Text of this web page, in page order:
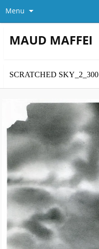
Menu
MAUD MAFFEI
SCRATCHED SKY_2_300